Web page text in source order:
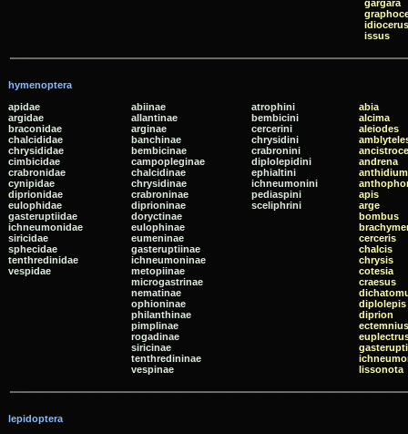
gargara
idiocerus
issus
hymenoptera
apidae
argidae
braconidae
chalcididae
chrysididae
cimbicidae
crabronidae
cynipidae
diprionidae
eulophidae
gasteruptiidae
ichneumonidae
siricidae
sphecidae
tenthredinidae
vespidae
abiinae
allantinae
arginae
banchinae
bembicinae
campopleginae
chalcidinae
chrysidinae
crabroninae
diprioninae
doryctinae
eulophinae
eumeninae
gasteruptiinae
ichneumoninae
metopiinae
microgastrinae
nematinae
ophioninae
philanthinae
pimplinae
rogadinae
siricinae
tenthredininae
vespinae
atrophini
bembicini
cercerini
chrysidini
crabronini
diplolepidini
ephialtini
ichneumonini
pediaspini
sceliphrini
abia
alcima
aleiodes
andrena
anthidium
apis
arge
bombus
cerceris
chalcis
chrysis
cotesia
craesus
diplolepis
diprion
ectemnius
lissonota
lepidoptera